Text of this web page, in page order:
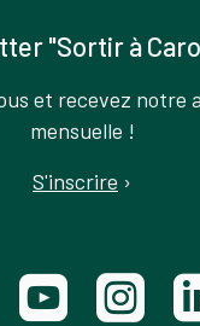
"Sortir à
et recevez notre
mensuelle !
S'inscrire ›